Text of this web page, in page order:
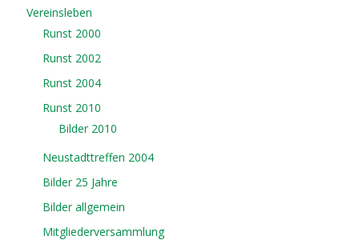
Vereinsleben
Runst 2000
Runst 2002
Runst 2004
Runst 2010
Bilder 2010
Neustadttreffen 2004
Bilder 25 Jahre
Bilder allgemein
Mitgliederversammlung